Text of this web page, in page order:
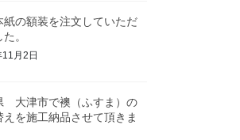
紙の額装を注文していただ
。
月2日
大津市で襖（ふすま）の
えを施工納品させて頂きま